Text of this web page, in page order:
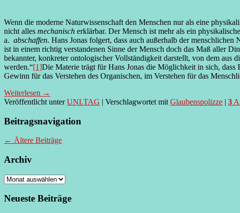
Wenn die moderne Naturwissenschaft den Menschen nur als eine
nicht alles mechanisch erklärbar. Der Mensch ist mehr als ein
a. abschaffen. Hans Jonas folgert, dass auch außerhalb der
ist in einem richtig verstandenen Sinne der Mensch doch das Maß aller
bekannter, konkreter ontologischer Vollständigkeit darstellt, von dem aus
werden.“[1]Die Materie trägt für Hans Jonas die Möglichkeit in sich, dass
Gewinn für das Verstehen des Organischen, im Verstehen für das
Weiterlesen →
Veröffentlicht unter UNI.TAG | Verschlagwortet mit Glaubenspolizze | 3
Beitragsnavigation
← Ältere Beiträge
Archiv
Archiv
Neueste Beiträge